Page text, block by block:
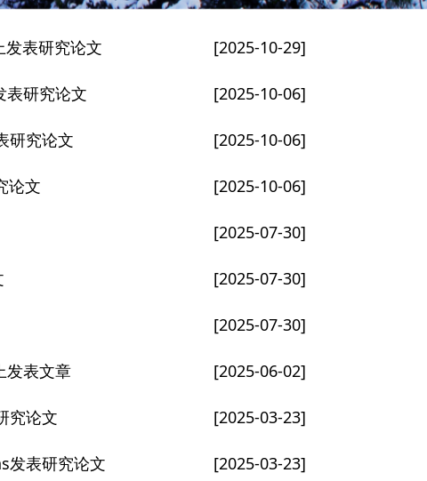
表研究论文 [2025-10-29]
表研究论文 [2025-10-06]
研究论文 [2025-10-06]
论文 [2025-10-06]
[2025-07-30]
[2025-07-30]
[2025-07-30]
发表文章 [2025-06-02]
究论文 [2025-03-23]
发表研究论文 [2025-03-23]